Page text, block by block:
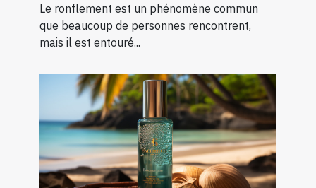
Le ronflement est un phénomène commun
que beaucoup de personnes rencontrent,
mais il est entouré...